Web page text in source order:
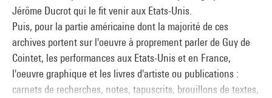
Jérôme Ducrot qui le fit venir aux Etats-Unis.
Puis, pour la partie américaine dont la majorité de ces
archives portent sur l'oeuvre à proprement parler de Guy de
Cointet, les performances aux Etats-Unis et en France,
l'oeuvre graphique et les livres d'artiste ou publications :
carnets de recherches, notes, tapuscrits, brouillons de textes,